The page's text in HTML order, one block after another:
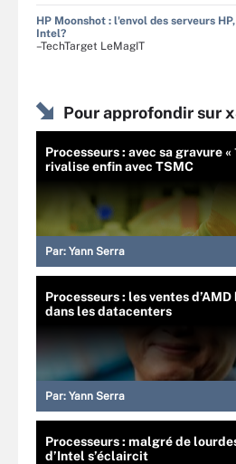
HP Moonshot : l'envol des serveurs
Intel?
–TechTarget LeMagIT
Pour approfondir sur
Processeurs : avec sa gravure «
rivalise enfin avec TSMC
Par: Yann Serra
Processeurs : les ventes
dans les datacenters
Par: Yann Serra
Processeurs : malgré de
d’Intel s’éclaircit